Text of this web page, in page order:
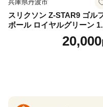
兵庫県丹波市
スリクソン Z-STAR9 ゴル
ボール ロイヤルグリーン 1
ース 12球 兵庫県丹波市 ふる
20,000